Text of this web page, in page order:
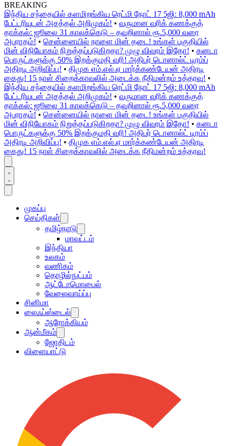
BREAKING
இந்திய சந்தையில் களமிறங்கிய ரெட்மி நோட் 17 5ஜி: 8,000 mAh
பேட்டரியுடன் அசத்தல் அறிமுகம்! • வருமான வரிக் கணக்குத்
தாக்கல்: ஜூலை 31 காலக்கெடு – தவறினால் ரூ.5,000 வரை
அபராதம்! • சென்னையில் நாளை மின் தடை! உங்கள் பகுதியில்
மின் விநியோகம் நிறுத்தப்படுகிறதா? முழு விவரம் இதோ! • கனடா
பொருட்களுக்கு 50% இறக்குமதி வரி! அதிபர் டொனால்ட் டிரம்ப்
அதிரடி அறிவிப்பு! • திமுக எம்.எல்.ஏ மார்க்கண்டேயன் அதிரடி
கைது! 15 நாள் சிறைக்காவலில் அடைக்க நீதிமன்றம் உத்தரவு! •
இந்திய சந்தையில் களமிறங்கிய ரெட்மி நோட் 17 5ஜி: 8,000 mAh
பேட்டரியுடன் அசத்தல் அறிமுகம்! • வருமான வரிக் கணக்குத்
தாக்கல்: ஜூலை 31 காலக்கெடு – தவறினால் ரூ.5,000 வரை
அபராதம்! • சென்னையில் நாளை மின் தடை! உங்கள் பகுதியில்
மின் விநியோகம் நிறுத்தப்படுகிறதா? முழு விவரம் இதோ! • கனடா
பொருட்களுக்கு 50% இறக்குமதி வரி! அதிபர் டொனால்ட் டிரம்ப்
அதிரடி அறிவிப்பு! • திமுக எம்.எல்.ஏ மார்க்கண்டேயன் அதிரடி
கைது! 15 நாள் சிறைக்காவலில் அடைக்க நீதிமன்றம் உத்தரவு!
முகப்பு
செய்திகள்
தமிழ்நாடு
மாவட்டம்
இந்தியா
உலகம்
வணிகம்
தொழில்நுட்பம்
ஆட்டோமொபைல்
வேலைவாய்ப்பு
சினிமா
லைஃப்ஸ்டைல்
ஆரோக்கியம்
ஆன்மீகம்
ஜோதிடம்
விளையாட்டு